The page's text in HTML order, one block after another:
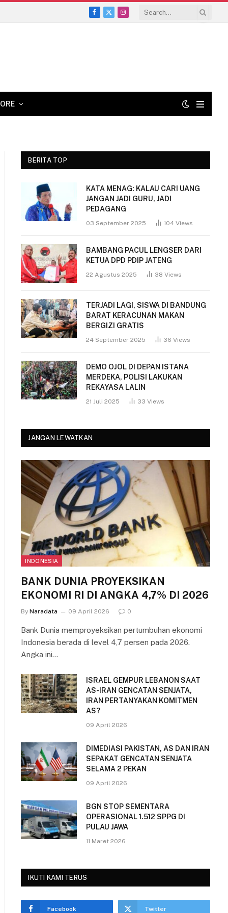
Facebook
X
Instagram
BERITA TOP
KATA MENAG: KALAU CARI UANG
JANGAN JADI GURU, JADI
PEDAGANG
03 September 2025 104Views
BAMBANG PACUL LENGSER DARI
KETUA DPD PDIP JATENG
22 Agustus 2025 38Views
TERJADI LAGI, SISWA DI BANDUNG
BARAT KERACUNAN MAKAN
BERGIZI GRATIS
24 September 2025 36Views
DEMO OJOL DI DEPAN ISTANA
MERDEKA, POLISI LAKUKAN
REKAYASA LALIN
21 Juli 2025 33Views
JANGAN LEWATKAN
INDONESIA
BANK DUNIA PROYEKSIKAN
EKONOMI RI DI ANGKA 4,7% DI 2026
By Naradata 09 April 2026 0
Bank Dunia memproyeksikan pertumbuhan ekonomi
Indonesia berada di level 4,7 persen pada 2026.
Angka ini…
ISRAEL GEMPUR LEBANON SAAT
AS-IRAN GENCATAN SENJATA,
IRAN PERTANYAKAN KOMITMEN
AS?
09 April 2026
DIMEDIASI PAKISTAN, AS DAN IRAN
SEPAKAT GENCATAN SENJATA
SELAMA 2 PEKAN
09 April 2026
BGN STOP SEMENTARA
OPERASIONAL 1.512 SPPG DI
PULAU JAWA
11 Maret 2026
IKUTI KAMI TERUS
Facebook Twitter